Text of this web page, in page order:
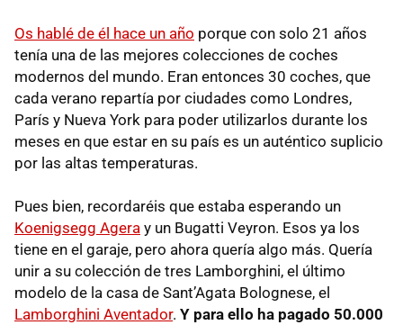
Os hablé de él hace un año porque con solo 21 años
tenía una de las mejores colecciones de coches
modernos del mundo. Eran entonces 30 coches, que
cada verano repartía por ciudades como Londres,
París y Nueva York para poder utilizarlos durante los
meses en que estar en su país es un auténtico suplicio
por las altas temperaturas.
Pues bien, recordaréis que estaba esperando un
Koenigsegg Agera y un Bugatti Veyron. Esos ya los
tiene en el garaje, pero ahora quería algo más. Quería
unir a su colección de tres Lamborghini, el último
modelo de la casa de Sant’Agata Bolognese, el
Lamborghini Aventador. Y para ello ha pagado 50.000